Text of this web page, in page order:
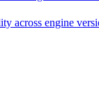
across engine